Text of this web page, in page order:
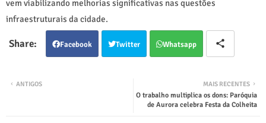
vem viabilizando melhorias significativas nas questões
infraestruturais da cidade.
Facebook Twitter Whatsapp
MAIS RECENTES
O trabalho multiplica os dons: Paróquia
de Aurora celebra Festa da Colheita
ANTIGOS